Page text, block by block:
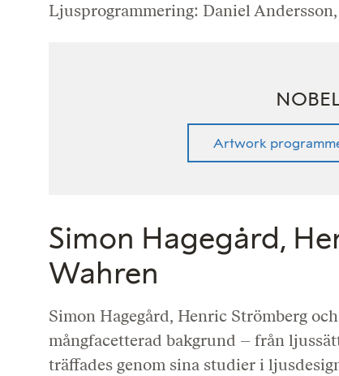
Ljusprogrammering: Daniel
Artwork
Simon Hagegård,
Wahren
Simon Hagegård, Henric Strömberg
mångfacetterad bakgrund – från
träffades genom sina studier i